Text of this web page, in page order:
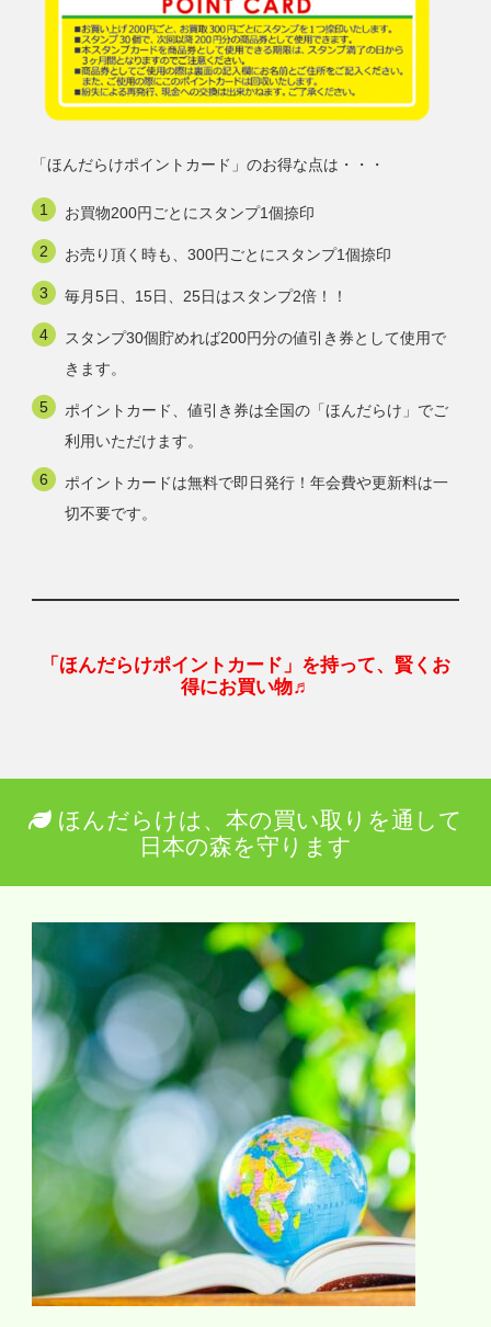
「ほんだらけポイントカード」のお得な点は・・・
お買物200円ごとにスタンプ1個捺印
お売り頂く時も、300円ごとにスタンプ1個捺印
毎月5日、15日、25日はスタンプ2倍！！
スタンプ30個貯めれば200円分の値引き券として使用で
きます。
ポイントカード、値引き券は全国の「ほんだらけ」でご
利用いただけます。
ポイントカードは無料で即日発行！年会費や更新料は一
切不要です。
「ほんだらけポイントカード」を持って、賢くお
得にお買い物♬
ほんだらけは、本の買い取りを通して
日本の森を守ります